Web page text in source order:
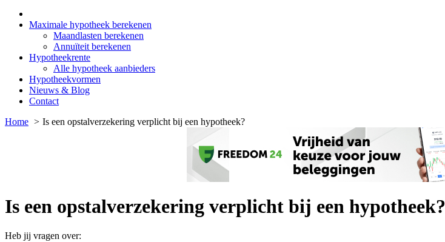
Maximale hypotheek berekenen
Maandlasten berekenen
Annuïteit berekenen
Hypotheekrente
Alle hypotheek aanbieders
Hypotheekvormen
Nieuws & Blog
Contact
Home
Is een opstalverzekering verplicht bij een hypotheek?
Is een opstalverzekering verplicht bij een hypotheek?
Heb jij vragen over: